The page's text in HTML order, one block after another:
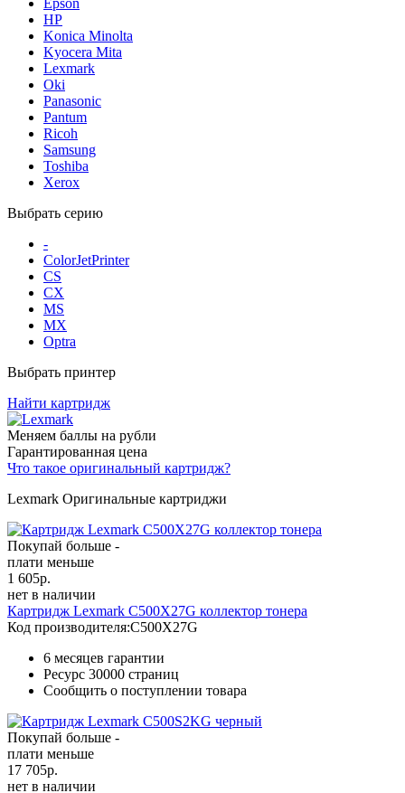
HP
Konica Minolta
Kyocera Mita
Lexmark
Oki
Panasonic
Pantum
Ricoh
Samsung
Toshiba
Xerox
Выбрать серию
-
ColorJetPrinter
CS
CX
MS
MX
Optra
Выбрать принтер
Найти картридж
Меняем баллы на рубли
Гарантированная цена
Что такое оригинальный картридж?
Lexmark Оригинальные картриджи
Покупай больше -
плати меньше
1 605р.
нет в наличии
Картридж Lexmark C500X27G коллектор тонера
Код производителя:C500X27G
6 месяцев гарантии
Ресурс 30000 страниц
Сообщить о поступлении товара
Покупай больше -
плати меньше
17 705р.
нет в наличии